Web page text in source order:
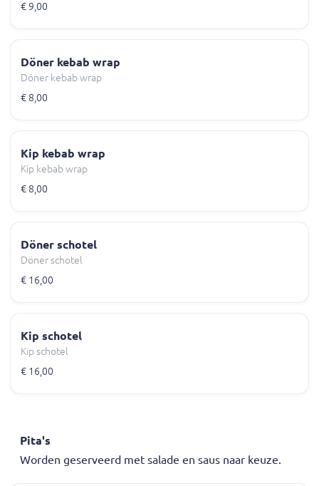
€ 9,00
Döner kebab wrap
Döner kebab wrap
€ 8,00
Kip kebab wrap
Kip kebab wrap
€ 8,00
Döner schotel
Döner schotel
€ 16,00
Kip schotel
Kip schotel
€ 16,00
Pita's
Worden geserveerd met salade en saus naar keuze.